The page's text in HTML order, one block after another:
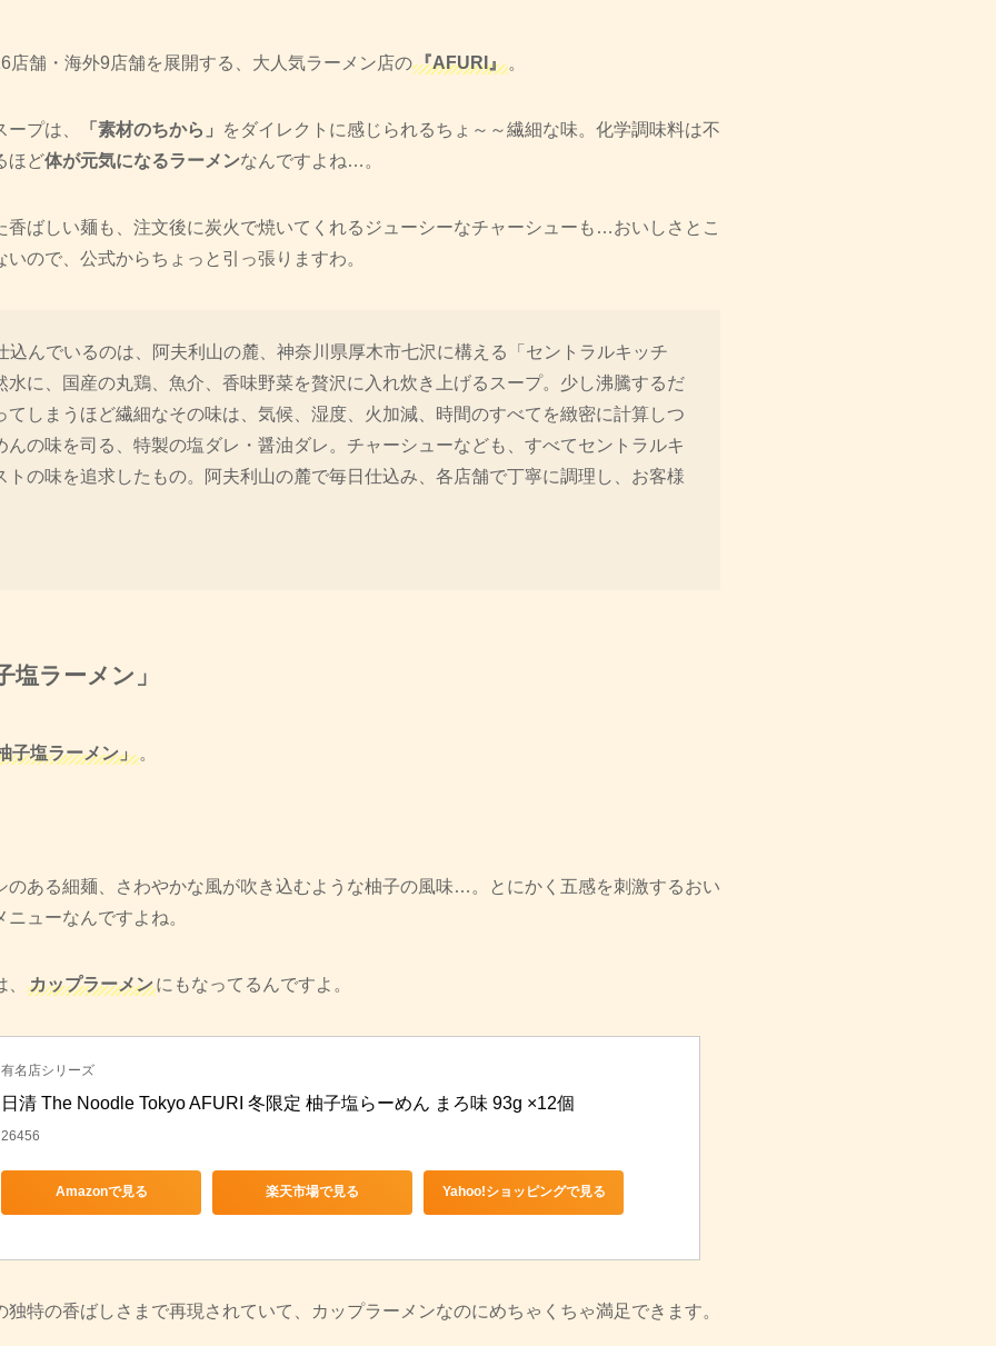
店舗・海外9店舗を展開する、大人気ラーメン店の『AFURI』 。
プは、 「素材のちから」
をダイレクトに感じられるちょ～～繊細な味。化学調味料は不
ほど体が元気になるラーメンなんですよね…。
香ばしい麺も、注文後に炭火で焼いてくれるジューシーなチャーシューも…おいしさとこ
ので、公式からちょっと引っ張りますわ。
込んでいるのは、阿夫利山の麓、神奈川県厚木市七沢に構える「セントラルキッチ
水に、国産の丸鶏、魚介、香味野菜を贅沢に入れ炊き上げるスープ。少し沸騰するだ
てしまうほど繊細なその味は、気候、湿度、火加減、時間のすべてを緻密に計算しつ
んの味を司る、特製の塩ダレ・醤油ダレ。チャーシューなども、すべてセントラルキ
トの味を追求したもの。阿夫利山の麓で毎日仕込み、各店舗で丁寧に調理し、お客様
塩ラーメン」
子塩ラーメン」 。
のある細麺、さわやかな風が吹き込むような柚子の風味…。とにかく五感を刺激するおい
ューなんですよね。
カップラーメンにもなってるんですよ。
有名店シリーズ
日清 The Noodle Tokyo AFURI 冬限定 柚子塩らーめん まろ味 93g ×12個
26456
Amazonで見る 楽天市場で見る Yahoo!ショッピングで見る
特の香ばしさまで再現されていて、カップラーメンなのにめちゃくちゃ満足できます。